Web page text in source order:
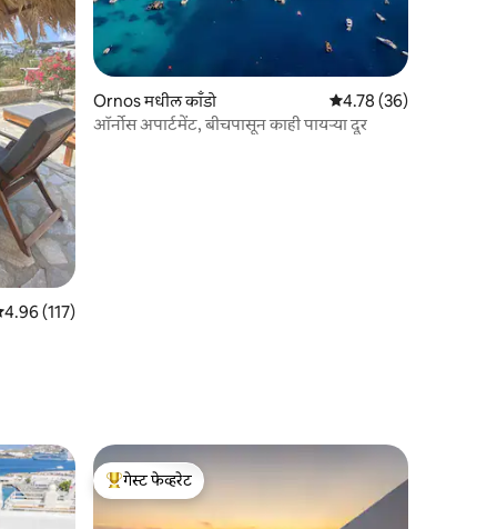
4.96 सरासरी रेटिंग, 117 रिव्ह्यूज
4.96 (117)
Ornos मधील काँडो 5 पैकी 4.78 सरासरी रेटिंग,
4.78 (36)
ऑर्नोस अपार्टमेंट, बीचपासून काही पायऱ्या दूर
टॉप गेस्ट फेव्हरेट
गेस्ट फेव्हरेट